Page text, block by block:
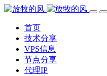
首页
技术分享
VPS信息
节点分享
代理IP